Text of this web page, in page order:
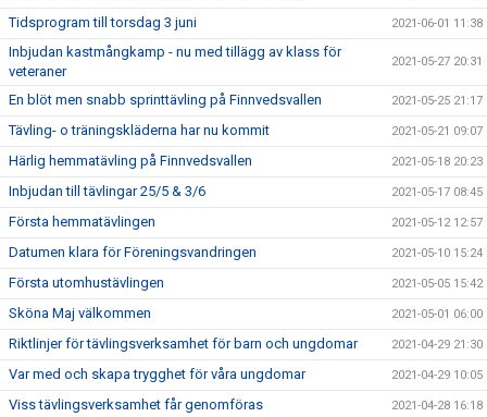
Tidsprogram till torsdag 3 juni 2021-06-01 11:38
Inbjudan kastmångkamp - nu med tillägg av klass för
veteraner
2021-05-27 20:31
En blöt men snabb sprinttävling på Finnvedsvallen 2021-05-25 21:17
Tävling- o träningskläderna har nu kommit 2021-05-21 09:07
Härlig hemmatävling på Finnvedsvallen 2021-05-18 20:23
Inbjudan till tävlingar 25/5 & 3/6 2021-05-17 08:45
Första hemmatävlingen 2021-05-12 12:57
Datumen klara för Föreningsvandringen 2021-05-10 15:24
Första utomhustävlingen 2021-05-05 15:42
Sköna Maj välkommen 2021-05-01 06:00
Riktlinjer för tävlingsverksamhet för barn och ungdomar 2021-04-29 21:30
Var med och skapa trygghet för våra ungdomar 2021-04-29 10:05
Viss tävlingsverksamhet får genomföras 2021-04-28 16:18